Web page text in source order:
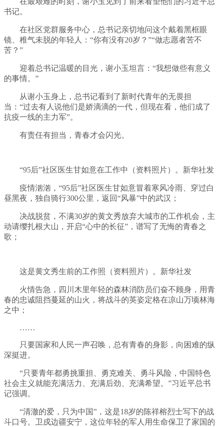
书记。
在社区党群服务中心，总书记亲切地问这个戴着黑框眼
镜、稚气未脱的年轻人：“你有没有20岁？”“做志愿者苦不
苦？”
迎着总书记温暖的目光，谢小玉坦言：“我想做些有意义
的事情。”
从谢小玉身上，总书记看到了新时代青年的无畏担
当：“过去有人说他们是娇滴滴的一代，但现在看，他们成了
抗疫一线的主力军”。
有责任有担当，青春才会闪光。
“95后”社区医生甘如意在工作中（资料照片）。新华社发
疫情汹汹，“95后”社区医生甘如意冒着寒风冷雨、穿过白
昼黑夜，独自骑行300公里，返回“风暴”中的武汉；
决战脱贫，不满30岁的黄文秀放弃大城市的工作机会，主
动请缨扎根大山，开启“心中的长征”，谱写了无悔的青春之
歌；
这是黄文秀生前的工作照（资料照片）。新华社发
火情告急，四川木里年轻的森林消防员们奋不顾身，用青
春的忠诚阻挡蔓延的山火，将战斗的英姿定格在凉山万顷林海
之中；
……
只要国家和人民一声召唤，总有青春的身影，向困难的纵
深挺进。
“只要青年都勇挑重担、勇克难关、勇斗风险，中国特色
社会主义就能充满活力、充满后劲、充满希望。”习近平总书
记强调。
“清澈的爱，只为中国”，这是18岁的陈祥榕烈士写下的战
斗口号。卫戍边疆安宁，这位年轻的军人用生命保卫了家国的